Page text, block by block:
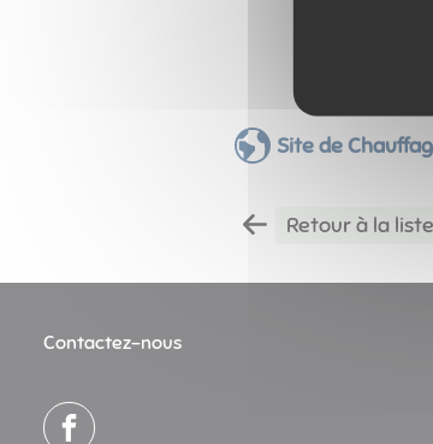
Site de
Retour à la
Contactez-nous